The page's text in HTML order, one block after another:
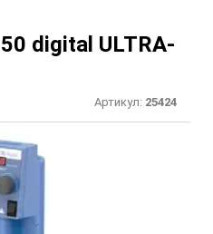
digital ULTRA-
Артикул: 25424